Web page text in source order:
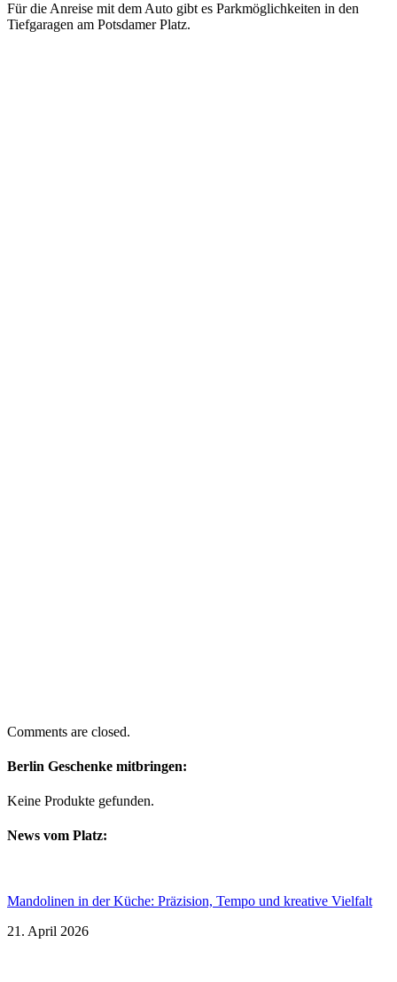
Für die Anreise mit dem Auto gibt es Parkmöglichkeiten in den
Tiefgaragen am Potsdamer Platz.
Comments are closed.
Berlin Geschenke mitbringen:
Keine Produkte gefunden.
News vom Platz:
Mandolinen in der Küche: Präzision, Tempo und kreative Vielfalt
21. April 2026